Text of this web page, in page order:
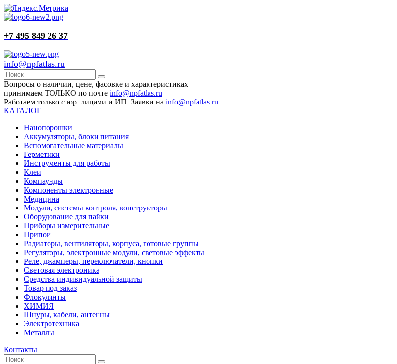
+7 495 849 26 37
info@npfatlas.ru
Вопросы о наличии, цене, фасовке и характеристиках
принимаем ТОЛЬКО по почте info@npfatlas.ru
Работаем только с юр. лицами и ИП. Заявки на info@npfatlas.ru
КАТАЛОГ
Нанопорошки
Аккумуляторы, блоки питания
Вспомогательные материалы
Герметики
Инструменты для работы
Клеи
Компаунды
Компоненты электронные
Медицина
Модули, системы контроля, конструкторы
Оборудование для пайки
Приборы измерительные
Припои
Радиаторы, вентиляторы, корпуса, готовые группы
Регуляторы, электронные модули, световые эффекты
Реле, джамперы, переключатели, кнопки
Световая электроника
Средства индивидуальной защиты
Товар под заказ
Флокулянты
ХИМИЯ
Шнуры, кабели, антенны
Электротехника
Металлы
Контакты